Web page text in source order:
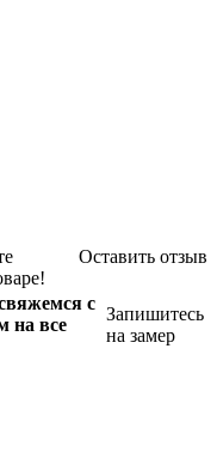
Оставить отзыв
с
на все
Запишитесь
на замер